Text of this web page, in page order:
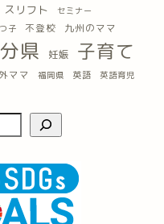
スリフト セミナー
子 不登校 九州のママ
県 妊娠 子育て
ママ 福岡県 英語 英語育児